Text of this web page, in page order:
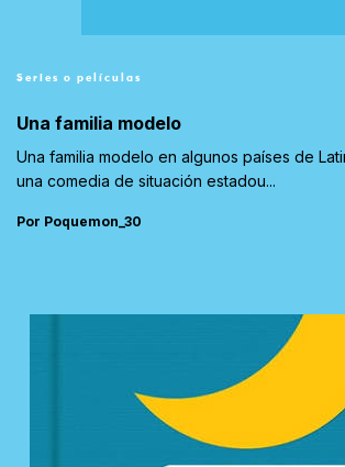
Series o películas
Una familia modelo
Una familia modelo en algunos países de
una comedia de situación estadou...
Por Poquemon_30